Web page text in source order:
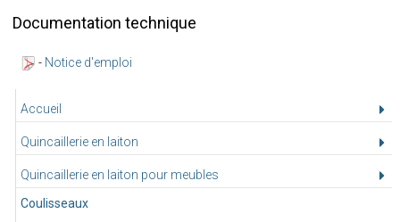
Accueil
Quincaillerie en laiton
Quincaillerie en laiton pour meubles
Coulisseaux
Documentation technique
- Notice d'emploi